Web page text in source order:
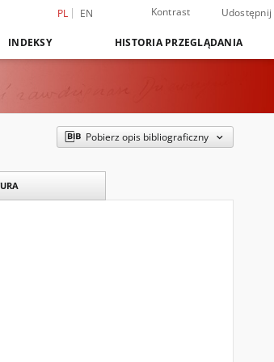
PL EN Kontrast Udostępnij
INDEKSY HISTORIA PRZEGLĄDANIA
Pobierz opis bibliograficzny